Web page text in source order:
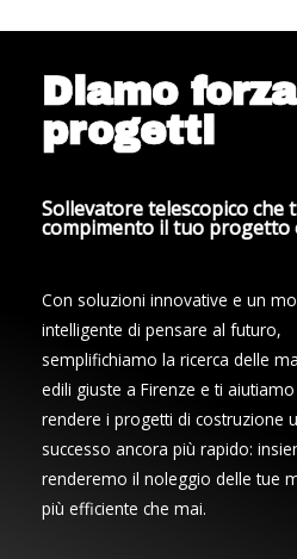
Diamo
progetti
Sollevatore telescopico che
compimento il tuo progetto
Con soluzioni innovative e un
intelligente di pensare al futuro,
semplifichiamo la ricerca delle
edili giuste a Firenze e ti
rendere i progetti di costruzione
successo ancora più rapido:
renderemo il noleggio delle tue
più efficiente che mai.